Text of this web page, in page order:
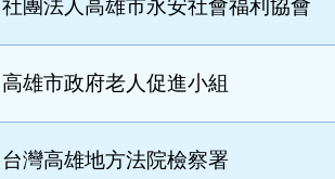
社團法人高雄市永安社會福利協會
高雄市政府老人促進小組
台灣高雄地方法院檢察署